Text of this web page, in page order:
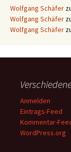
Wolfgang Schäfer
Wolfgang Schäfer
Wolfgang Schäfer
Anmelden
Eintrags-Feed
Kommentar-
WordPress.org